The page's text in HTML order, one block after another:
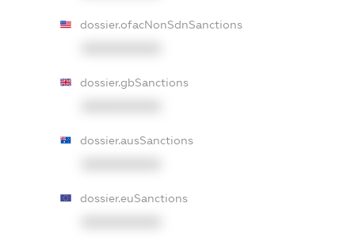
dossier.ofacNonSdnSanctions
dossier.gbSanctions
dossier.ausSanctions
dossier.euSanctions